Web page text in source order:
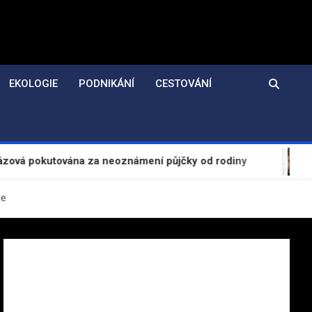
EKOLOGIE PODNIKÁNÍ CESTOVÁNÍ
za neoznámení půjčky od rodiny